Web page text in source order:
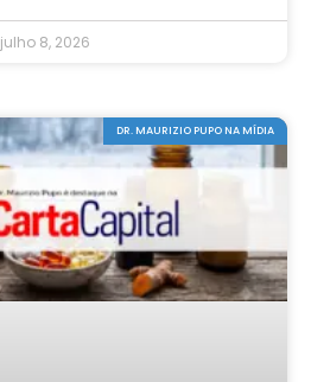
julho 8, 2026
DR. MAURIZIO PUPO NA MÍDIA